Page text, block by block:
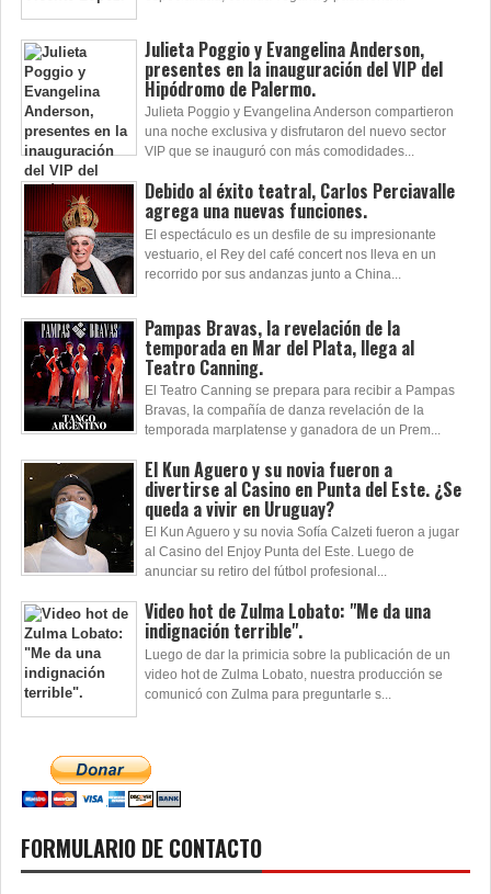
Julieta Poggio y Evangelina Anderson,
presentes en la inauguración del VIP del
Hipódromo de Palermo.
Julieta Poggio y Evangelina Anderson compartieron
una noche exclusiva y disfrutaron del nuevo sector
VIP que se inauguró con más comodidades...
Debido al éxito teatral, Carlos Perciavalle
agrega una nuevas funciones.
El espectáculo es un desfile de su impresionante
vestuario, el Rey del café concert nos lleva en un
recorrido por sus andanzas junto a China...
Pampas Bravas, la revelación de la
temporada en Mar del Plata, llega al
Teatro Canning.
El Teatro Canning se prepara para recibir a Pampas
Bravas, la compañía de danza revelación de la
temporada marplatense y ganadora de un Prem...
El Kun Aguero y su novia fueron a
divertirse al Casino en Punta del Este. ¿Se
queda a vivir en Uruguay?
El Kun Aguero y su novia Sofía Calzeti fueron a jugar
al Casino del Enjoy Punta del Este. Luego de
anunciar su retiro del fútbol profesional...
Video hot de Zulma Lobato: "Me da una
indignación terrible".
Luego de dar la primicia sobre la publicación de un
video hot de Zulma Lobato, nuestra producción se
comunicó con Zulma para preguntarle s...
FORMULARIO DE CONTACTO